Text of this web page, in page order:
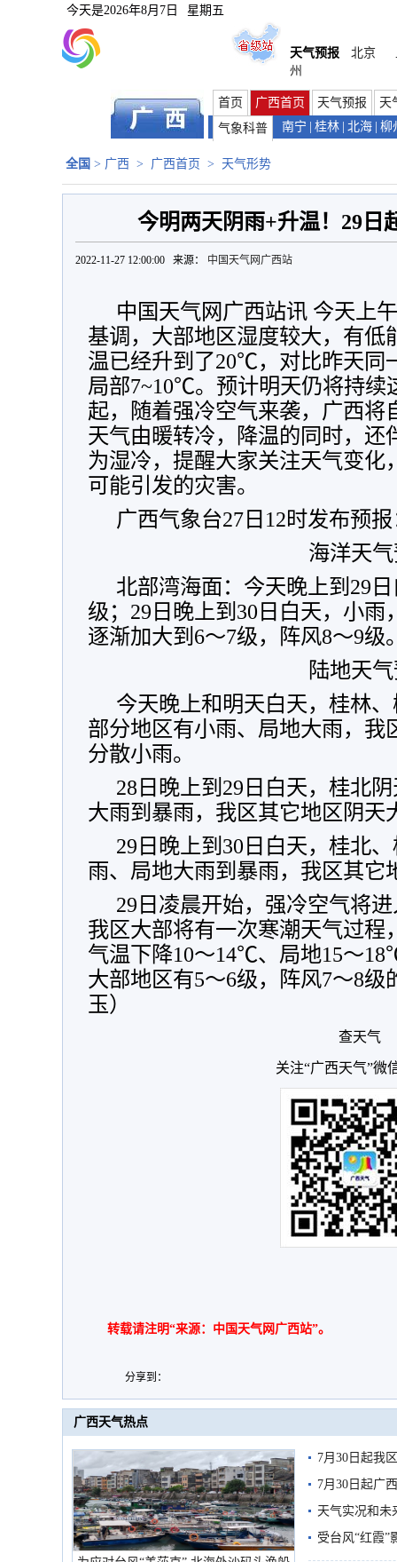
今天是2026年8月7日 星期五
天气预报 北京
州
首页 广西首页 天气预报
天
气象科普
南宁 桂林 北海 柳
全国 > 广西 > 广西首页 > 天气形势
今明两天阴雨+升温！29日
2022-11-27 12:00:00 来源： 中国天气网广西站
中国天气网广西站讯 今天上
基调，大部地区湿度较大，有低
温已经升到了20℃，对比昨天同
局部7~10℃。预计明天仍将持续
起，随着强冷空气来袭，广西将
天气由暖转冷，降温的同时，还
为湿冷，提醒大家关注天气变化
可能引发的灾害。
广西气象台27日12时发布预
海洋天
北部湾海面：今天晚上到29
级；29日晚上到30日白天，小
逐渐加大到6～7级，阵风8～9级
陆地天
今天晚上和明天白天，桂林
部分地区有小雨、局地大雨，我
分散小雨。
28日晚上到29日白天，桂北
大雨到暴雨，我区其它地区阴天
29日晚上到30日白天，桂北
雨、局地大雨到暴雨，我区其它
29日凌晨开始，强冷空气将
我区大部将有一次寒潮天气过程
气温下降10～14℃、局地15～
大部地区有5～6级，阵风7～8级
玉）
查天气
关注“广西天气”微
转载请注明“来源：中国天气网广西站”。
分享到：
广西天气热点
7月30日起我
7月30日起广
天气实况和未
受台风“红霞”